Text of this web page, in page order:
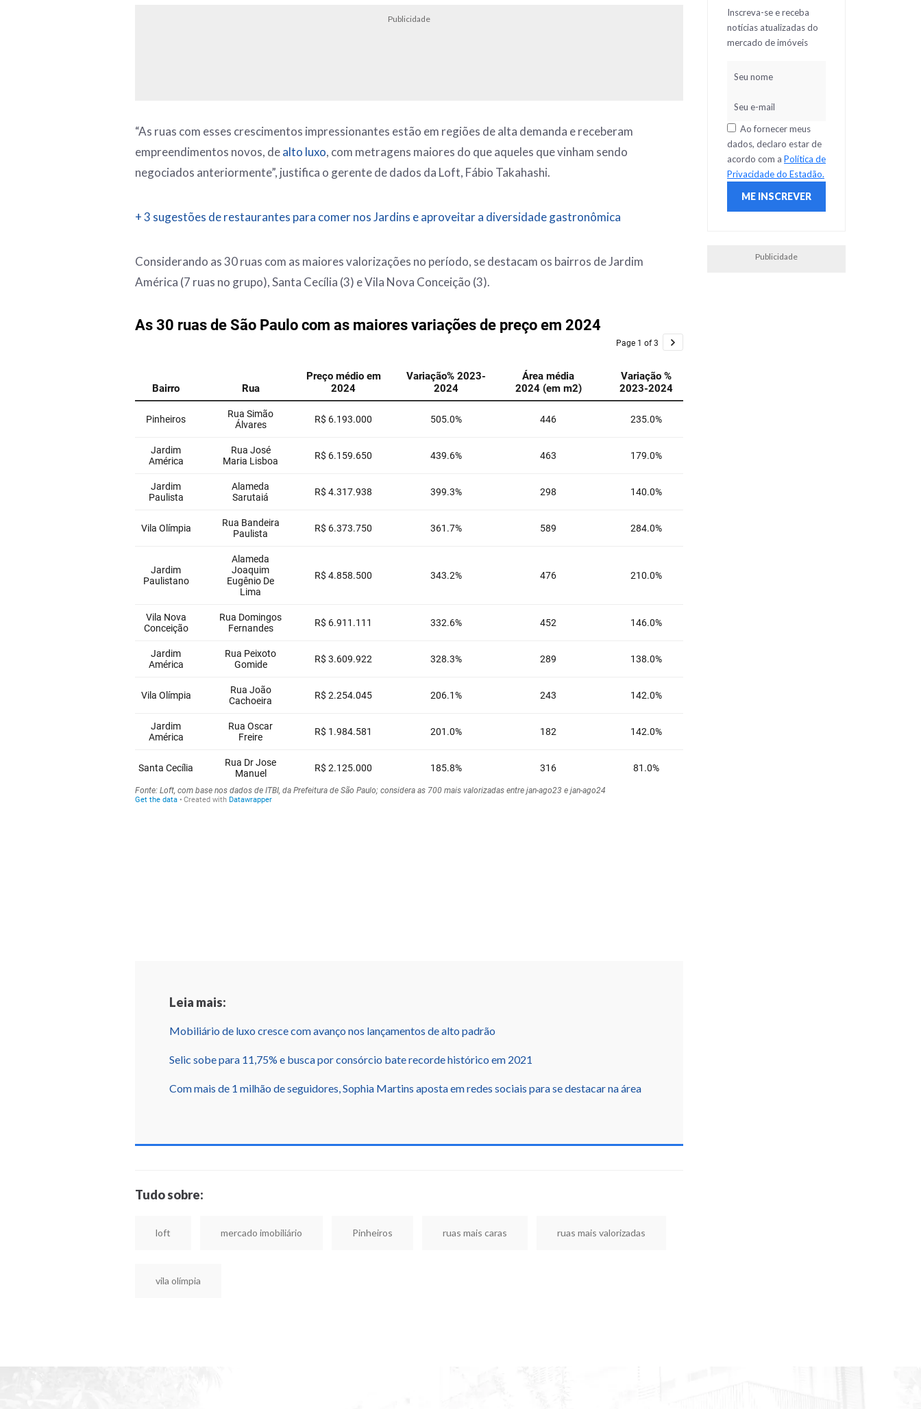
Publicidade
“As ruas com esses crescimentos impressionantes estão em regiões de alta demanda e receberam
empreendimentos novos, dealto luxo, com metragens maiores do que aqueles que vinham sendo
negociados anteriormente”, justifica o gerente de dados da Loft, Fábio Takahashi.
+ 3 sugestões de restaurantes para comer nos Jardins e aproveitar a diversidade gastronômica
Considerando as 30 ruas com as maiores valorizações no período, se destacam os bairros de Jardim
América (7 ruas no grupo), Santa Cecília (3) e Vila Nova Conceição (3).
Leia mais:
Mobiliário de luxo cresce com avanço nos lançamentos de alto padrão
Selic sobe para 11,75% e busca por consórcio bate recorde histórico em 2021
Com mais de 1 milhão de seguidores, Sophia Martins aposta em redes sociais para se destacar na área
Tudo sobre:
loft mercado imobiliário Pinheiros ruas mais caras ruas mais valorizadas
vila olímpia
Inscreva-se e receba
notícias atualizadas do
mercado de imóveis
Ao fornecer meus
dados, declaro estar de
acordo com a Política de
Privacidade do Estadão.
Publicidade